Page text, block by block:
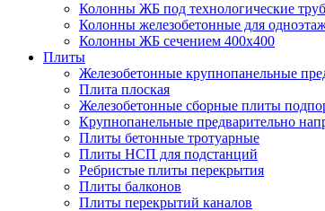
Колонны ЖБ под технологические
Колонны железобетонные для
Колонны ЖБ сечением 400х400
Плиты
Железобетонные крупнопанельные
Плита плоская
Железобетонные сборные плиты
Крупнопанельные предварительно
Плиты бетонные тротуарные
Плиты НСП для подстанций
Ребристые плиты перекрытия
Плиты балконов
Плиты перекрытий каналов